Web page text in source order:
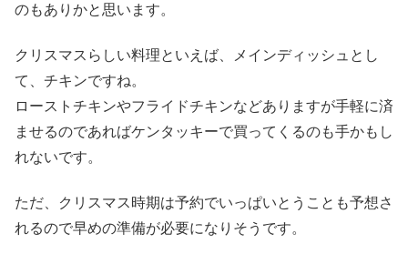
のもありかと思います。
クリスマスらしい料理といえば、メインディッシュとし
て、チキンですね。
ローストチキンやフライドチキンなどありますが手軽に済
ませるのであればケンタッキーで買ってくるのも手かもし
れないです。
ただ、クリスマス時期は予約でいっぱいとうことも予想さ
れるので早めの準備が必要になりそうです。